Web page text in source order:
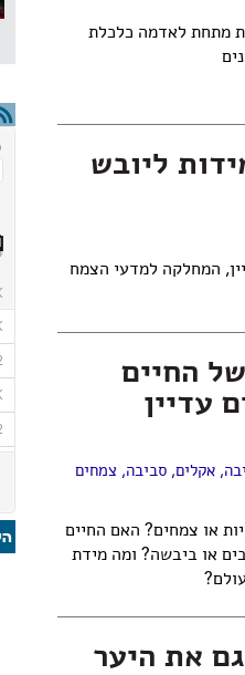
מתחת לאדמה כלכלת
ליובש
המחלקה למדעי הצמח
החיים
עדיין
,אקלים,סביבה,צמחים
או צמחים? האם החיים
או ביבשה? ומה מידת
את היער